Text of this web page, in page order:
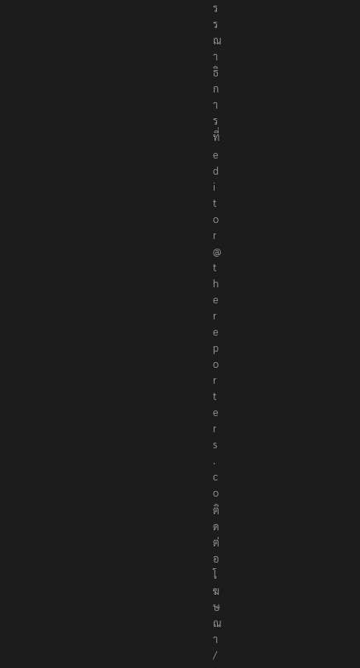
ร
ร
ณ
า
ธิ
ก
า
ร
ที่
e
d
i
t
o
r
@
t
h
e
r
e
p
o
r
t
e
r
s
.
c
o
ติ
ด
ต่
อ
โ
ฆ
ษ
ณ
า
/